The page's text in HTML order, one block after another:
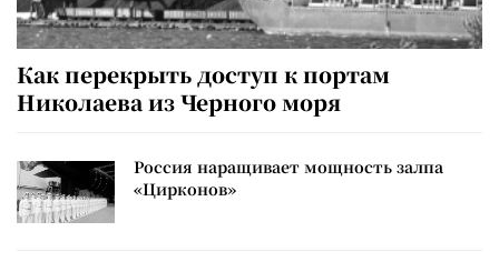
Как перекрыть доступ к портам
Николаева из Черного моря
Россия наращивает мощность залпа
«Цирконов»